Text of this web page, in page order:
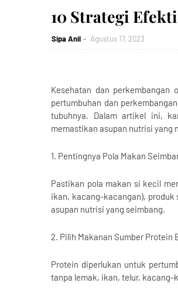
10 Strategi
Sipa Anil Agustus 17, 2023
Kesehatan dan
pertumbuhan dan
tubuhnya. Dalam artikel ini,
memastikan asupan nutrisi yang
1. Pentingnya Pola Makan
Pastikan pola makan si kecil
ikan, kacang-kacangan),
asupan nutrisi yang seimbang.
2. Pilih Makanan Sumber Protein
Protein diperlukan untuk
tanpa lemak, ikan, telur, kacang-